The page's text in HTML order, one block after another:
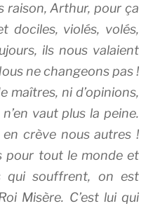
raison, Arthur, pour ça
dociles, violés, volés,
ils nous valaient
ne changeons pas !
maîtres, ni d’opinions,
vaut plus la peine.
crève nous autres !
pour tout le monde et
qui souffrent, on est
Misère. C’est lui qui